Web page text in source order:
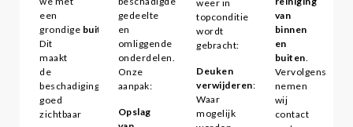
een
grondige buitenreiniging
Dit
maakt
de
beschadigingen
goed
zichtbaar
gedeelte
en
omliggende
onderdelen.
Onze
aanpak:
Opslag
weer in
topconditie
wordt
gebracht:
Deuken
verwijderen:
Waar
mogelijk
van
binnen
en
buiten.
Vervolgens
nemen
wij
contact